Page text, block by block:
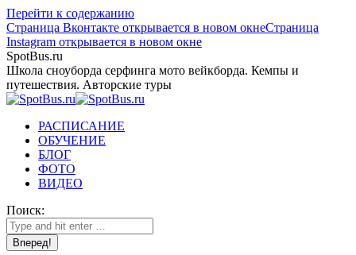
Перейти к содержанию
Страница Вконтакте открывается в новом окнеСтраница
Instagram открывается в новом окне
SpotBus.ru
Школа сноуборда серфинга мото вейкборда. Кемпы и
путешествия. Авторские туры
РАСПИСАНИЕ
ОБУЧЕНИЕ
БЛОГ
ФОТО
ВИДЕО
Поиск: